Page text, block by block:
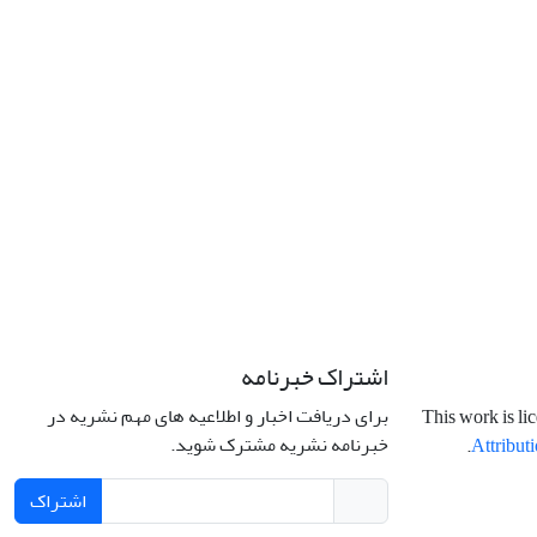
This work is
.
اشتراک خبرنامه
برای دریافت اخبار و اطلاعیه های مهم نشریه در
خبرنامه نشریه مشترک شوید.
اشتراک